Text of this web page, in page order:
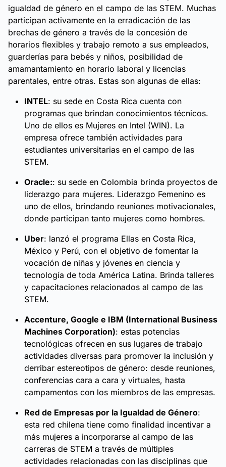
igualdad de género en el campo de las STEM. Muchas
participan activamente en la erradicación de las
brechas de género a través de la concesión de
horarios flexibles y trabajo remoto a sus empleados,
guarderías para bebés y niños, posibilidad de
amamantamiento en horario laboral y licencias
parentales, entre otras. Estas son algunas de ellas:
INTEL: su sede en Costa Rica cuenta con
programas que brindan conocimientos técnicos.
Uno de ellos es Mujeres en Intel (WIN). La
empresa ofrece también actividades para
estudiantes universitarias en el campo de las
STEM.
Oracle:: su sede en Colombia brinda proyectos de
liderazgo para mujeres. Liderazgo Femenino es
uno de ellos, brindando reuniones motivacionales,
donde participan tanto mujeres como hombres.
Uber: lanzó el programa Ellas en Costa Rica,
México y Perú, con el objetivo de fomentar la
vocación de niñas y jóvenes en ciencia y
tecnología de toda América Latina. Brinda talleres
y capacitaciones relacionados al campo de las
STEM.
Accenture, Google e IBM (International Business
Machines Corporation): estas potencias
tecnológicas ofrecen en sus lugares de trabajo
actividades diversas para promover la inclusión y
derribar estereotipos de género: desde reuniones,
conferencias cara a cara y virtuales, hasta
campamentos con los miembros de las empresas.
Red de Empresas por la Igualdad de Género:
esta red chilena tiene como finalidad incentivar a
más mujeres a incorporarse al campo de las
carreras de STEM a través de múltiples
actividades relacionadas con las disciplinas que